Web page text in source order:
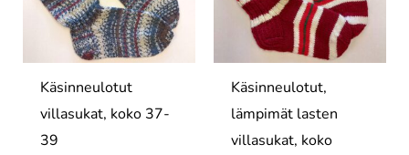
Käsinneulotut
villasukat, koko 37-
39
Käsinneulotut,
lämpimät lasten
villasukat, koko